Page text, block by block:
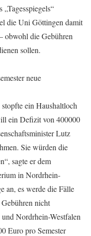
die Uni Göttingen damit
obwohl die Gebühren
sollen.
neue
ein Haushaltloch
ein Defizit von 400000
Lutz
Sie würden die
sagte er dem
in Nordrhein-
an, es werde die Fälle
nicht
Nordrhein-Westfalen
Euro pro Semester